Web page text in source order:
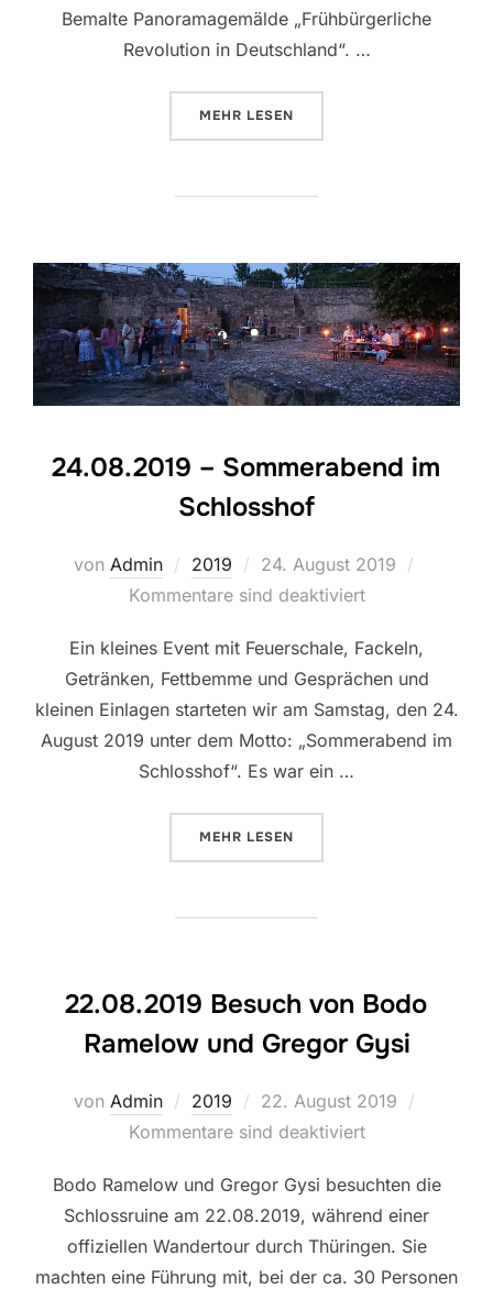
Bemalte Panoramagemälde „Frühbürgerliche
Revolution in Deutschland“. …
MEHR ÜBER „06.10.2019 –
LESEN
24.08.2019 – Sommerabend im
Schlosshof
von Admin 2019
Veröffentlicht
am
24. August 2019
Kommentare sind deaktiviert
Ein kleines Event mit Feuerschale, Fackeln,
Getränken, Fettbemme und Gesprächen und
kleinen Einlagen starteten wir am Samstag, den 24.
August 2019 unter dem Motto: „Sommerabend im
Schlosshof“. Es war ein …
MEHR ÜBER „24.08.2019 –
LESEN
22.08.2019 Besuch von Bodo
Ramelow und Gregor Gysi
von Admin 2019
Veröffentlicht
am
22. August 2019
Kommentare sind deaktiviert
Bodo Ramelow und Gregor Gysi besuchten die
Schlossruine am 22.08.2019, während einer
offiziellen Wandertour durch Thüringen. Sie
machten eine Führung mit, bei der ca. 30 Personen